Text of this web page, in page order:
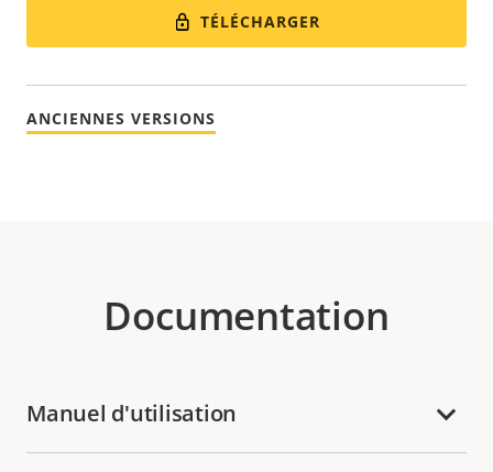
TÉLÉCHARGER
ANCIENNES VERSIONS
Documentation
Manuel d'utilisation